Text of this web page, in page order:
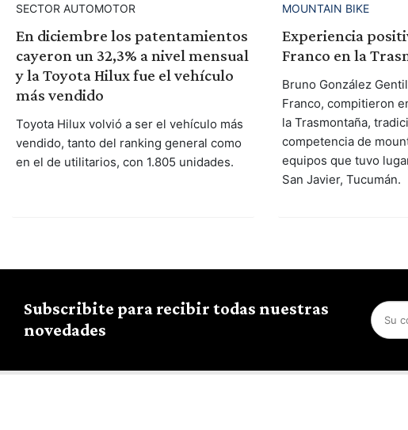
SECTOR AUTOMOTOR
En diciembre los patentamientos
cayeron un 32,3% a nivel mensual
y la Toyota Hilux fue el vehículo
más vendido
Toyota Hilux volvió a ser el vehículo más
vendido, tanto del ranking general como
en el de utilitarios, con 1.805 unidades.
MOUNTAIN BIKE
Experiencia
Franco en la
Bruno González
Franco, compitieron
la Trasmontaña,
competencia de
equipos que tuvo
San Javier, Tucumán.
Subscribite para recibir todas nuestras
novedades